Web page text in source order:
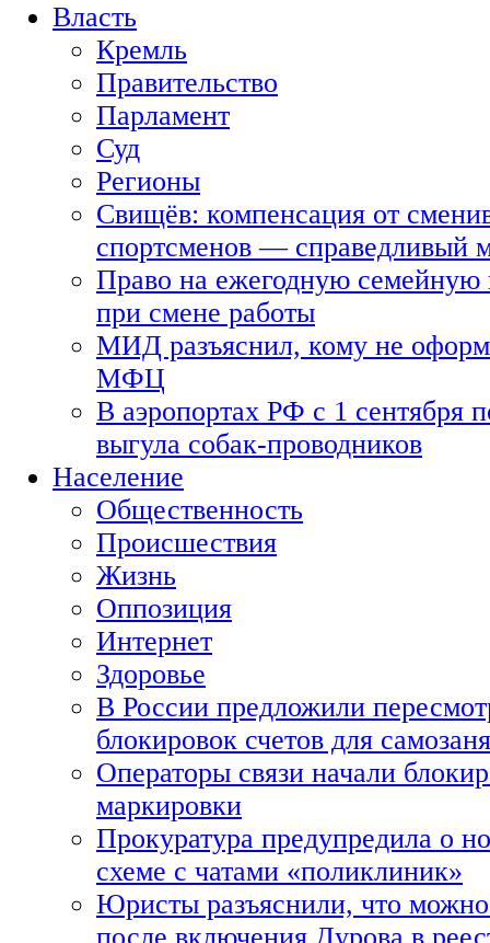
Власть
Кремль
Правительство
Парламент
Суд
Регионы
Свищёв: компенсация от
спортсменов — справедливый
Право на ежегодную семейную
при смене работы
МИД разъяснил, кому не
МФЦ
В аэропортах РФ с 1 сентября
выгула собак-проводников
Население
Общественность
Происшествия
Жизнь
Оппозиция
Интернет
Здоровье
В России предложили
блокировок счетов для
Операторы связи начали
маркировки
Прокуратура предупредила о
схеме с чатами «поликлиник»
Юристы разъяснили, что можно